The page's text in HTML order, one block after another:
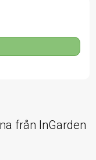
från InGarden